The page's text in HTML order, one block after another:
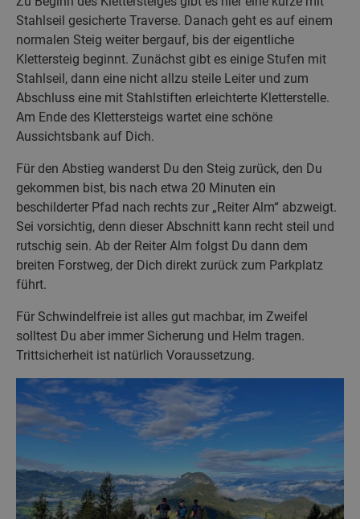
Stahlseil gesicherte Traverse. Danach geht es auf einem
normalen Steig weiter bergauf, bis der eigentliche
Klettersteig beginnt. Zunächst gibt es einige Stufen mit
Stahlseil, dann eine nicht allzu steile Leiter und zum
Abschluss eine mit Stahlstiften erleichterte Kletterstelle.
Am Ende des Klettersteigs wartet eine schöne
Aussichtsbank auf Dich.
Für den Abstieg wanderst Du den Steig zurück, den Du
gekommen bist, bis nach etwa 20 Minuten ein
beschilderter Pfad nach rechts zur „Reiter Alm“ abzweigt.
Sei vorsichtig, denn dieser Abschnitt kann recht steil und
rutschig sein. Ab der Reiter Alm folgst Du dann dem
breiten Forstweg, der Dich direkt zurück zum Parkplatz
führt.
Für Schwindelfreie ist alles gut machbar, im Zweifel
solltest Du aber immer Sicherung und Helm tragen.
Trittsicherheit ist natürlich Voraussetzung.